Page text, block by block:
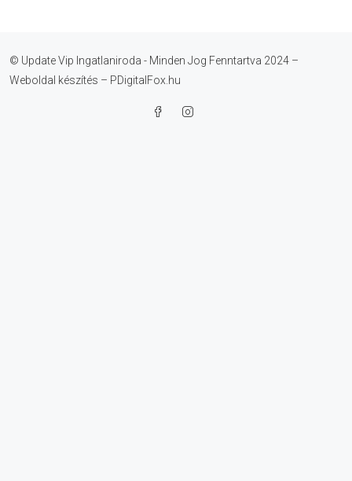
© Update Vip Ingatlaniroda - Minden Jog Fenntartva 2024 –
Weboldal készítés – PDigitalFox.hu